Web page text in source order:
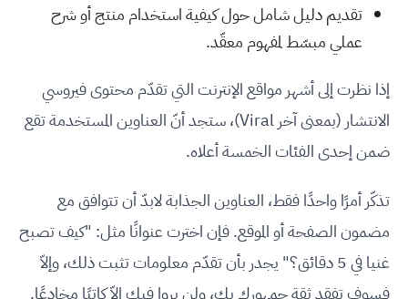
تقديم دليل شامل حول كيفية استخدام منتج أو شرح
عملي مبسّط لمفهوم معقّد.
إذا نظرت إلى أشهر مواقع الإنترنت التي تقدّم محتوى فيروسي
الانتشار (بمعنى آخر Viral)، ستجد أنّ العناوين المستخدمة تقع
ضمن إحدى الفئات الخمسة أعلاه.
تذكّر أمرًا واحدًا فقط، العناوين الجذابة لابدّ أن تتوافق مع
مضمون الصفحة أو الموقع. فإن اخترت عنوانًا مثل: "كيف تصبح
غنيا في 5 دقائق؟" يجدر بأن تقدّم معلومات تثبت ذلك، وإلاّ
فسوف تفقد ثقة جمهورك بك، ولن يروا فيك إلاّ كاتبًا مخادعًا.